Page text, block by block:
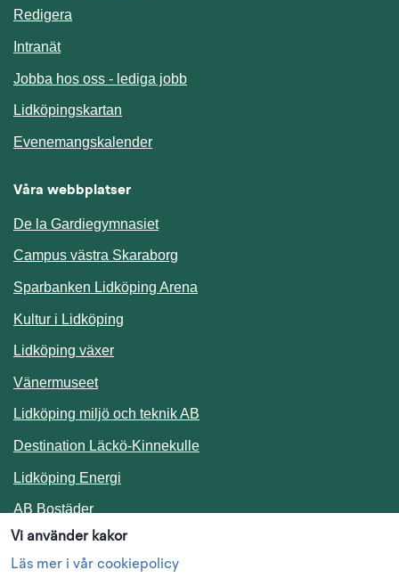
Vi använder kakor
Läs mer i vår cookiepolicy
Redigera
IntranätLänk till annan webbplats.
Jobba hos oss - lediga jobb
Lidköpingskartan
EvenemangskalenderLänk till annan webbplats.
Våra webbplatser
De la Gardiegymnasiet
Campus västra Skaraborg
Sparbanken Lidköping Arena
Kultur i Lidköping
Lidköping växer
Vänermuseet
Lidköping miljö och teknik AB
Destination Läckö-KinnekulleLänk till annan webbplats.
Lidköping Energi
AB BostäderLänk till annan webbplats.
Följ oss i sociala medier